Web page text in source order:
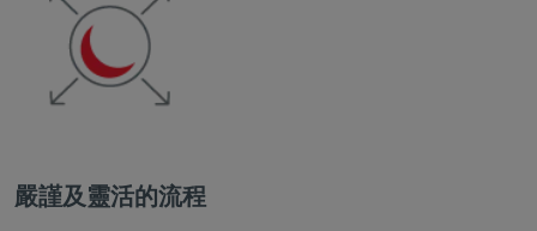
嚴謹及靈活的流程